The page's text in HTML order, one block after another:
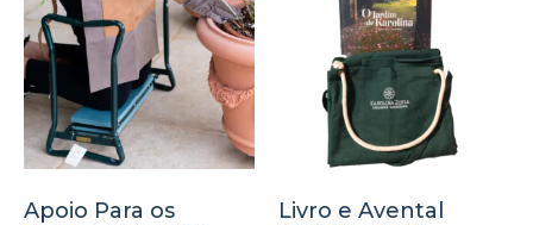
Apoio Para os
Livro e Avental